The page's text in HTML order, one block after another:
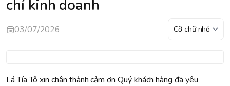
chỉ kinh doanh
03/07/2026
Lá Tía Tô xin chân thành cảm ơn Quý khách hàng đã yêu